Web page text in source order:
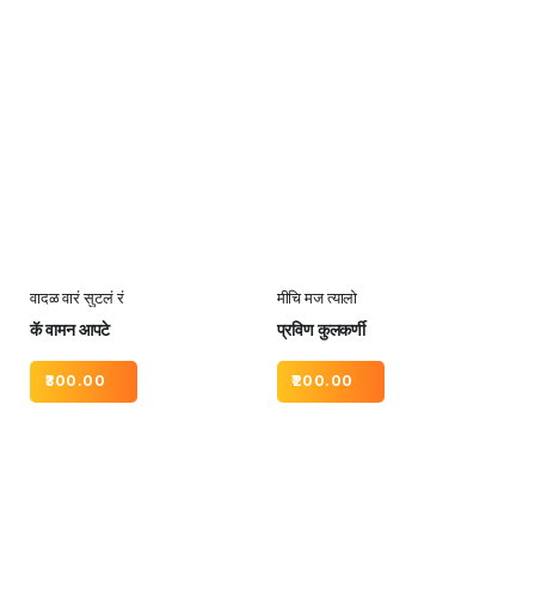
वादळ वारं सुटलं रं
कॅ वामन आपटे
300.00
मीचि मज त्यालो
प्रविण कुलकर्णी
200.00